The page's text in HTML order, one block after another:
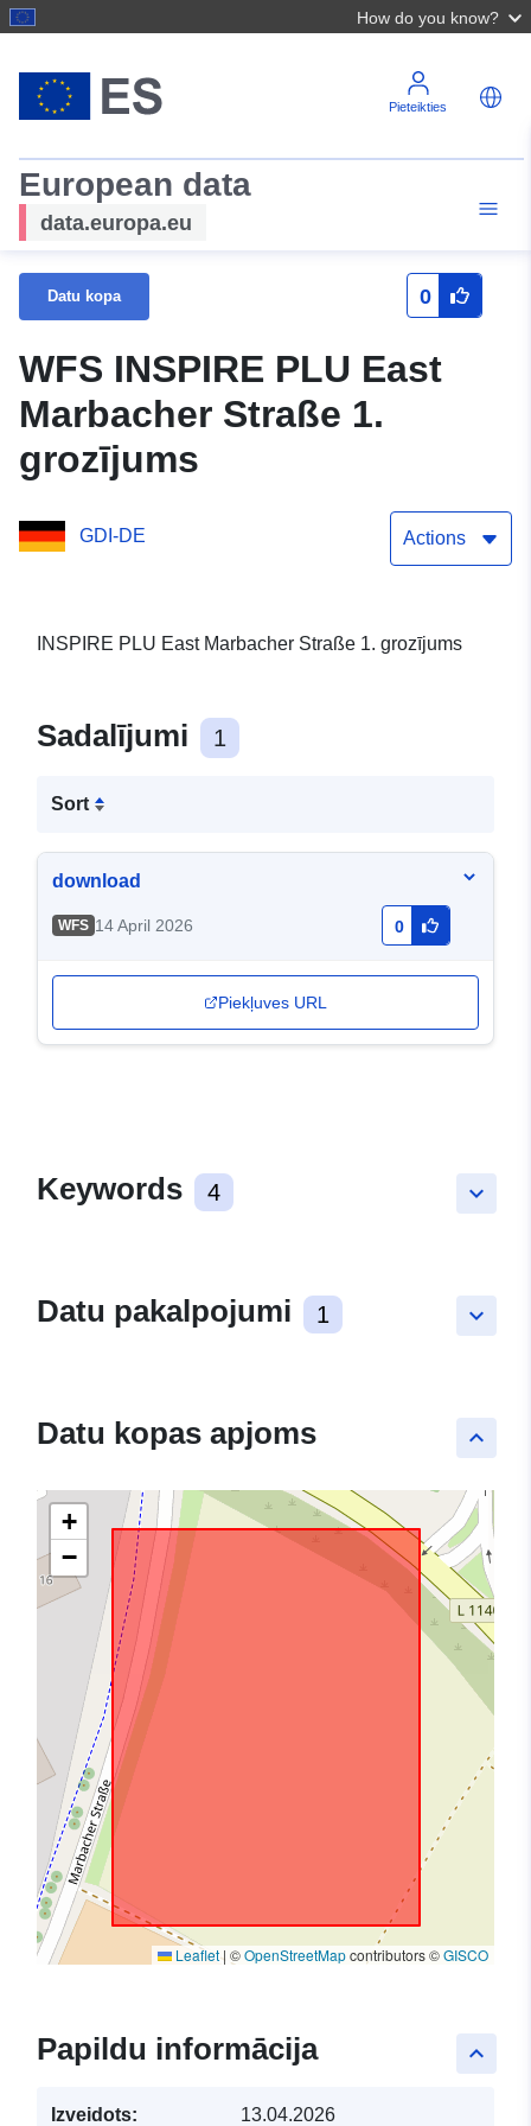
How do you know?
Pieteikties
European data
data.europa.eu
Datu kopa 0
WFS INSPIRE PLU East
Marbacher Straße 1.
grozījums
GDI-DE Actions
INSPIRE PLU East Marbacher Straße 1. grozījums
Sadalījumi 1
Sort
download
WFS 14 April 2026 0
Piekļuves URL
keyboard_arrow_down
Keywords 4
keyboard_arrow_down
Datu pakalpojumi 1
keyboard_arrow_up
Datu kopas apjoms
+
−
Leaflet| ©OpenStreetMapcontributors ©GISCO
keyboard_arrow_up
Papildu informācija
Izveidots: 13.04.2026